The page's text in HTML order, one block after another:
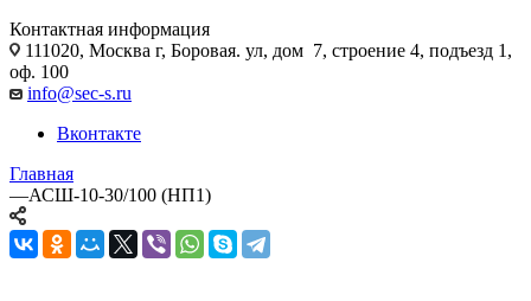
Контактная информация
111020, Москва г, Боровая. ул, дом 7, строение 4, подъезд 1,
оф. 100
info@sec-s.ru
Вконтакте
Главная
—АСШ-10-30/100 (НП1)